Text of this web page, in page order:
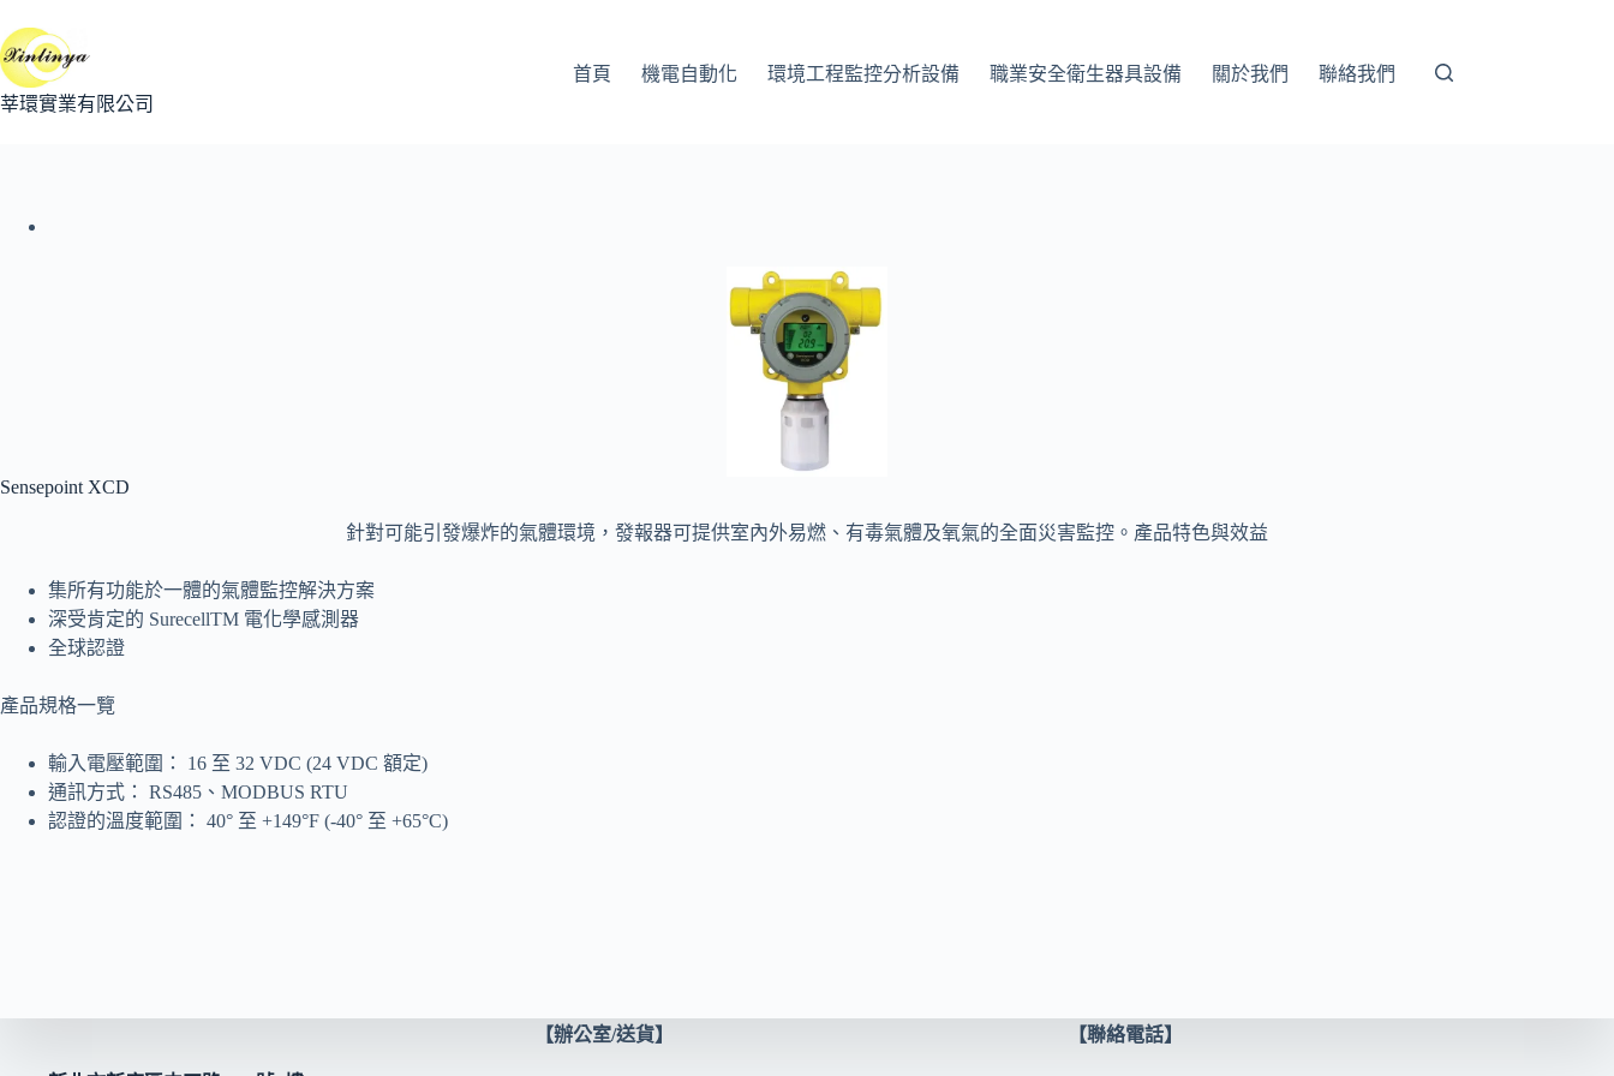
至
主
要
莘環實業有限公司
首頁 機電自動化 環境工程監控分析設備 職業安全衛生器具設備 關於我們 聯絡我們
Sensepoint XCD
針對可能引發爆炸的氣體環境，發報器可提供室內外易燃、有毒氣體及氧氣的全面災害監控。產品特色與效益
集所有功能於一體的氣體監控解決方案
深受肯定的 SurecellTM 電化學感測器
全球認證
產品規格一覽
輸入電壓範圍： 16 至 32 VDC (24 VDC 額定)
通訊方式： RS485、MODBUS RTU
認證的溫度範圍： 40° 至 +149°F (-40° 至 +65°C)
【辦公室/送貨】 【聯絡電話】